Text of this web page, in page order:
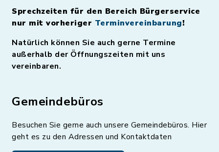
Sprechzeiten für den Bereich Bürgerservice
nur mit vorheriger Terminvereinbarung!
Natürlich können Sie auch gerne Termine
außerhalb der Öffnungszeiten mit uns
vereinbaren.
Gemeindebüros
Besuchen Sie gerne auch unsere Gemeindebüros. Hier
geht es zu den Adressen und Kontaktdaten